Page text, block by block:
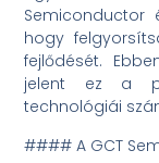
Semiconductor
hogy
fejlődését.
jelent ez a
technológiái
#### A GCT